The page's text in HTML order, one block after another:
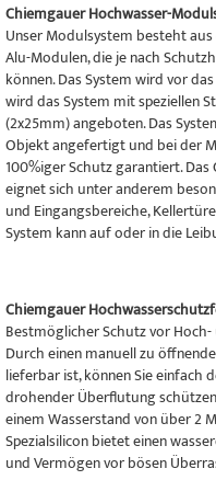
Chiemgauer Hochwasser-
Unser Modulsystem besteht
Alu-Modulen, die je nach
können. Das System wird vor
wird das System mit speziellen
(2x25mm) angeboten. Das
Objekt angefertigt und bei der
100%iger Schutz garantiert.
eignet sich unter anderem
und Eingangsbereiche,
System kann auf oder in die
Chiemgauer
Bestmöglicher Schutz vor
Durch einen manuell zu
lieferbar ist, können Sie einfach
drohender Überflutung
einem Wasserstand von über 2
Spezialsilicon bietet einen
und Vermögen vor bösen